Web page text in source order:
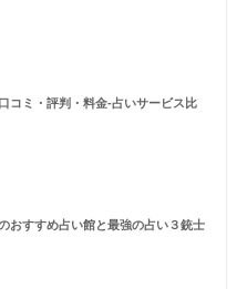
コミ・評判・料金-占いサービス比
おすすめ占い館と最強の占い３銃士